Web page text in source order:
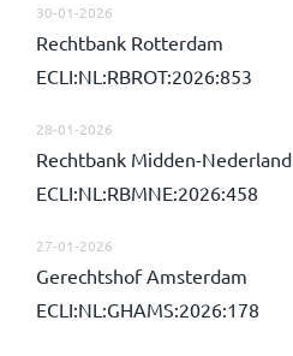
30-01-2026
Rechtbank Rotterdam
ECLI:NL:RBROT:2026:853
28-01-2026
Rechtbank Midden-Nederland
ECLI:NL:RBMNE:2026:458
27-01-2026
Gerechtshof Amsterdam
ECLI:NL:GHAMS:2026:178